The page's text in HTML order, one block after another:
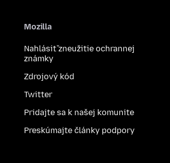
Mozilla
Nahlásiť zneužitie ochrannej
známky
Zdrojový kód
Twitter
Pridajte sa k našej komunite
Preskúmajte články podpory